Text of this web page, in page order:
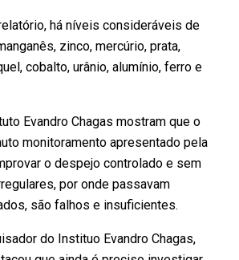
há níveis consideráveis de
zinco, mercúrio, prata,
cobalto, urânio, alumínio, ferro e
Evandro Chagas mostram que o
monitoramento apresentado pela
o despejo controlado e sem
por onde passavam
são falhos e insuficientes.
do Instituo Evandro Chagas,